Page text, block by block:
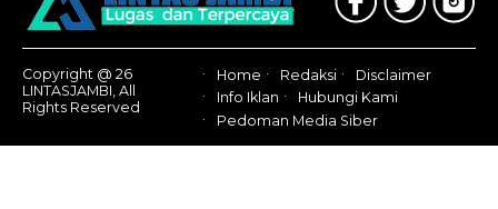
Copyright @ 26
LINTASJAMBI, All
Rights Reserved
Home Redaksi
Disclaimer
Info Iklan
Hubungi Kami
Pedoman Media Siber